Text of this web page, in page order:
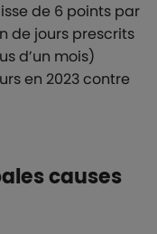
de 6 points par
de jours prescrits
d’un mois)
en 2023 contre
causes